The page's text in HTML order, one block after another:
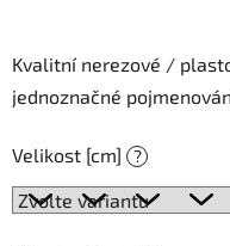
Kvalitní nerezové /
jednoznačné
Velikost [cm] ?